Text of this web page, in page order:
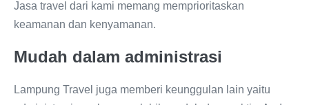
Jasa travel dari kami memang memprioritaskan
keamanan dan kenyamanan.
Mudah dalam administrasi
Lampung Travel juga memberi keunggulan lain yaitu